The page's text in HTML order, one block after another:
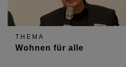
THEMA
Wohnen für alle